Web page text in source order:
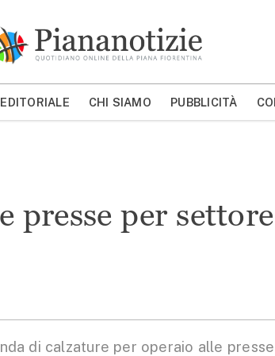
MOSTRA/NASCONDI CERCA
EDITORIALE CHI SIAMO PUBBLICITÀ
presse per settore
di calzature per operaio alle